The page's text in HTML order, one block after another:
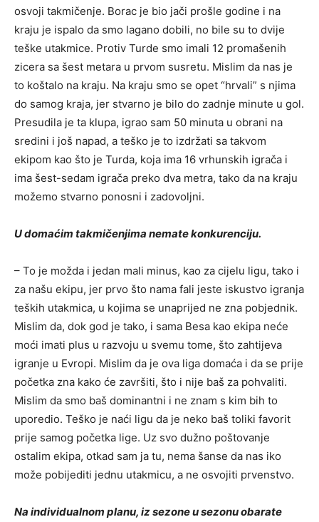
osvoji takmičenje. Borac je bio jači prošle godine i na
kraju je ispalo da smo lagano dobili, no bile su to dvije
teške utakmice. Protiv Turde smo imali 12 promašenih
zicera sa šest metara u prvom susretu. Mislim da nas je
to koštalo na kraju. Na kraju smo se opet “hrvali” s njima
do samog kraja, jer stvarno je bilo do zadnje minute u gol.
Presudila je ta klupa, igrao sam 50 minuta u obrani na
sredini i još napad, a teško je to izdržati sa takvom
ekipom kao što je Turda, koja ima 16 vrhunskih igrača i
ima šest-sedam igrača preko dva metra, tako da na kraju
možemo stvarno ponosni i zadovoljni.
U domaćim takmičenjima nemate konkurenciju.
– To je možda i jedan mali minus, kao za cijelu ligu, tako i
za našu ekipu, jer prvo što nama fali jeste iskustvo igranja
teških utakmica, u kojima se unaprijed ne zna pobjednik.
Mislim da, dok god je tako, i sama Besa kao ekipa neće
moći imati plus u razvoju u svemu tome, što zahtijeva
igranje u Evropi. Mislim da je ova liga domaća i da se prije
početka zna kako će završiti, što i nije baš za pohvaliti.
Mislim da smo baš dominantni i ne znam s kim bih to
uporedio. Teško je naći ligu da je neko baš toliki favorit
prije samog početka lige. Uz svo dužno poštovanje
ostalim ekipa, otkad sam ja tu, nema šanse da nas iko
može pobijediti jednu utakmicu, a ne osvojiti prvenstvo.
Na individualnom planu, iz sezone u sezonu obarate